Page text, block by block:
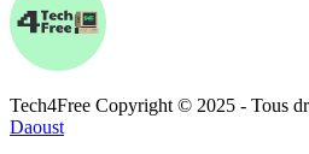
Tech4Free Copyright © 2025 - Tous
Daoust